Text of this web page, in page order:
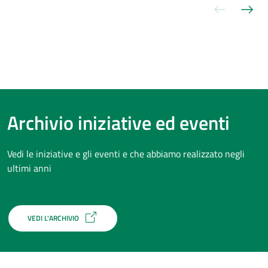
Slide
Archivio iniziative ed eventi
Vedi le iniziative e gli eventi e che abbiamo realizzato negli
ultimi anni
VEDI L'ARCHIVIO